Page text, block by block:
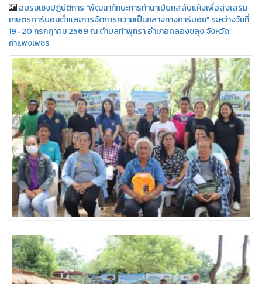
อบรมเชิงปฏิบัติการ "พัฒนาทักษะการทำนาเปียกสลับแห้งเพื่อส่งเสริม
เกษตรคาร์บอนต่ำและการจัดการความเป็นกลางทางคาร์บอน" ระหว่างวันที่
19–20 กรกฎาคม 2569 ณ ตำบลท่าพุทรา อำเภอคลองขลุง จังหวัด
กำแพงเพชร